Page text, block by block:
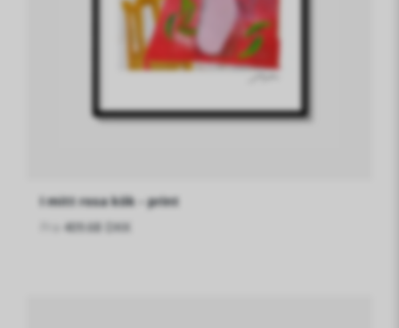
I mitt rosa kök - print
409.68 DKK